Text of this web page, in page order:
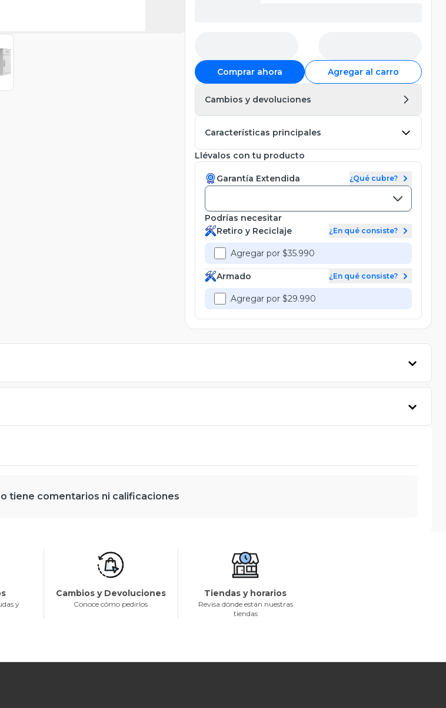
Comprar ahora Agregar al carro
Cambios y devoluciones
Características principales
Llévalos con tu producto
Garantía Extendida ¿Qué cubre?
Podrías necesitar
Retiro y Reciclaje
¿En qué consiste?
Agregar por $35.990
Armado ¿En qué consiste?
Agregar por $29.990
tiene comentarios ni calificaciones
y
Cambios y Devoluciones
Conoce cómo pedirlos
Tiendas y horarios
Revisa dónde están nuestras
tiendas